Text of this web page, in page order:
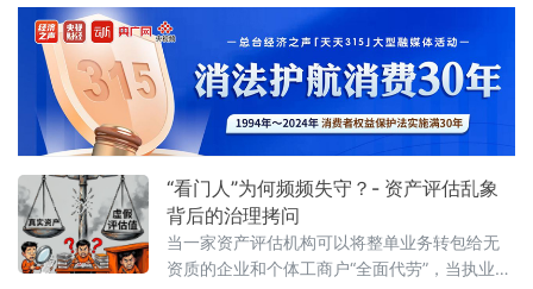
引资和高质量发展路径”法治化营商环境建设
（公益）大
研究中心揭牌仪式既同期举办的“法治筑基、商
业有序——地方政府促进招商引资和高质量发
展路径”法治化营商环境建设（公益）大讲堂
2026首期活动上发表书面发言，为地方政府招
商引资高质量发展提出五条法治路径。他指
出，推动高质量发展离不开法治的支撑和保
障，地方政
“看门人”为何频频失守？- 资产评估乱象
背后的治理拷问
当一家资产评估机构可以将整单业务转包给无
资质的企业和个体工商户“全面代劳”，当执业人